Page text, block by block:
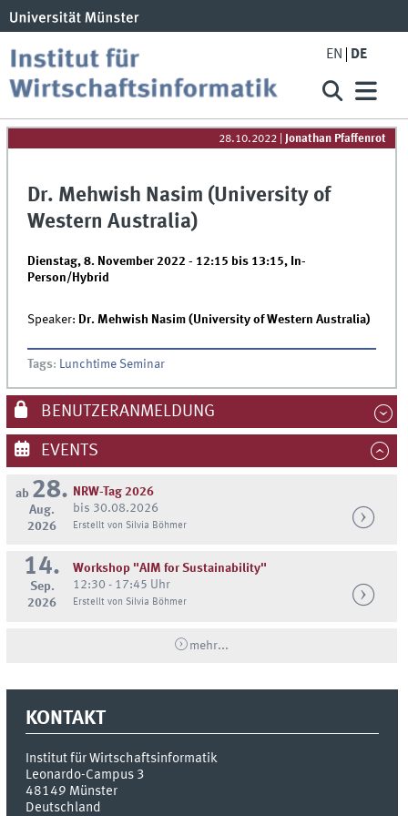
EN DE
28.10.2022 Jonathan Pfaffenrot
Dr. Mehwish Nasim (University of
Western Australia)
Dienstag, 8. November 2022 - 12:15 bis 13:15,
In-
Person/Hybrid
Speaker: Dr. Mehwish Nasim (University of Western Australia)
Tags: Lunchtime Seminar
BENUTZERANMELDUNG
EVENTS
ab 28.
Aug.
2026
NRW-Tag 2026
bis 30.08.2026
Erstellt von Silvia Böhmer
14.
Sep.
2026
Workshop "AIM for Sustainability"
12:30 - 17:45 Uhr
Erstellt von Silvia Böhmer
mehr...
KONTAKT
Institut für Wirtschaftsinformatik
Leonardo-Campus 3
48149 Münster
Deutschland